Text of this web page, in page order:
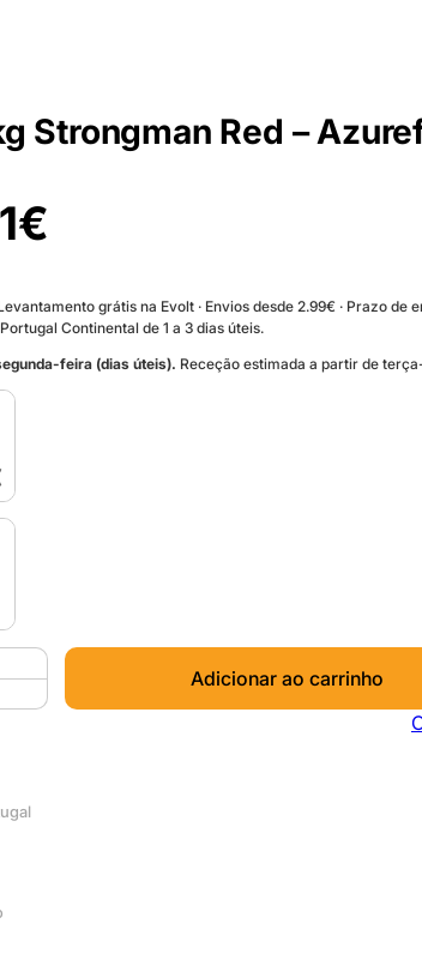
Strongman Red –
€
grátis na Evolt · Envios desde 2.99€ · Prazo de
Continental de 1 a 3 dias úteis.
feira (dias úteis). Receção estimada a partir de
Adicionar ao carrinho